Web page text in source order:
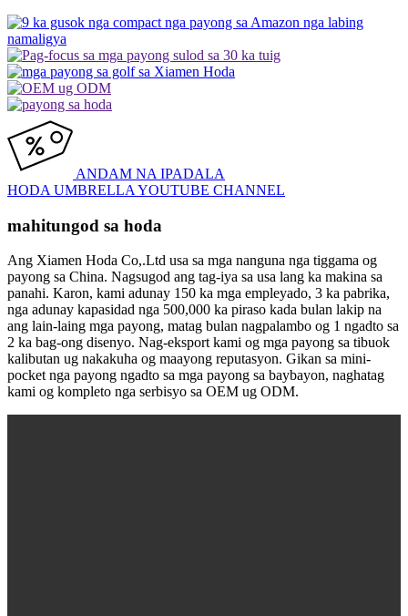
ANDAM NA IPADALA
HODA UMBRELLA YOUTUBE CHANNEL
mahitungod sa hoda
Ang Xiamen Hoda Co,.Ltd usa sa mga nanguna nga tiggama og
payong sa China. Nagsugod ang tag-iya sa usa lang ka makina sa
panahi. Karon, kami adunay 150 ka mga empleyado, 3 ka pabrika,
nga adunay kapasidad nga 500,000 ka piraso kada bulan lakip na
ang lain-laing mga payong, matag bulan nagpalambo og 1 ngadto sa
2 ka bag-ong disenyo. Nag-eksport kami og mga payong sa tibuok
kalibutan ug nakakuha og maayong reputasyon. Gikan sa mini-
pocket nga payong ngadto sa mga payong sa baybayon, naghatag
kami og kompleto nga serbisyo sa OEM ug ODM.